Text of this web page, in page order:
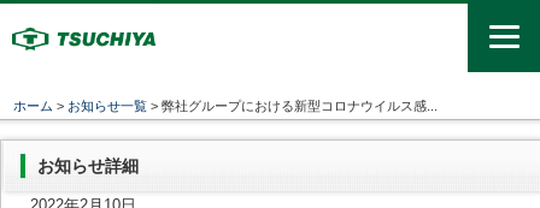
ホーム > お知らせ一覧 > 弊社グループにおける新型コロナウイルス感...
お知らせ詳細